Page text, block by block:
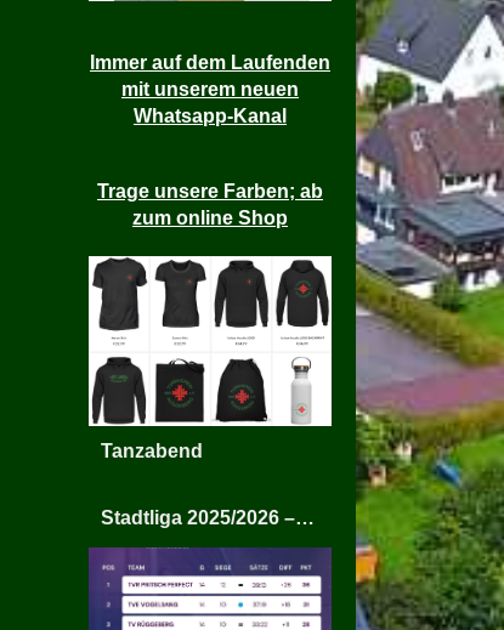
Immer auf dem Laufenden
mit unserem neuen
Whatsapp-Kanal
Trage unsere Farben; ab
zum online Shop
Tanzabend
Stadtliga 2025/2026 – TV Rüggeberg Mixed